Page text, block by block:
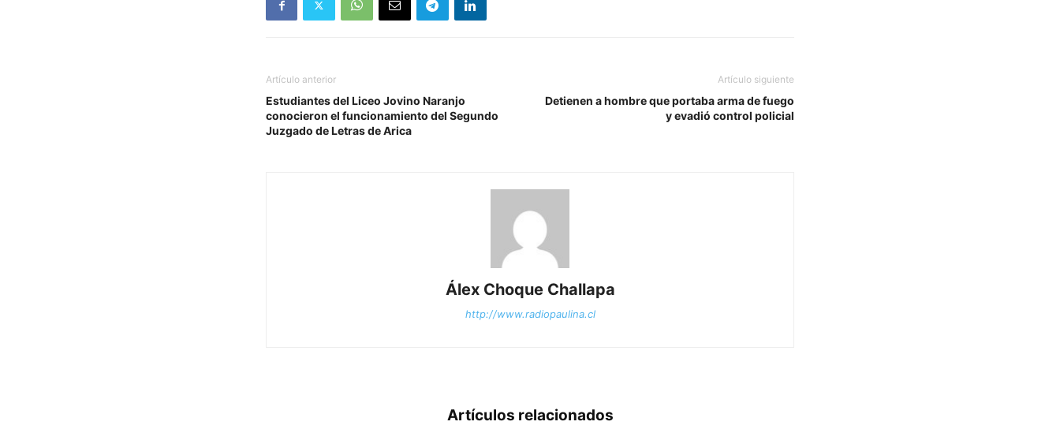
Artículo anterior
Estudiantes del Liceo Jovino Naranjo
conocieron el funcionamiento del Segundo
Juzgado de Letras de Arica
Artículo siguiente
Detienen a hombre que portaba arma de fuego
y evadió control policial
Álex Choque Challapa
http://www.radiopaulina.cl
Artículos relacionados